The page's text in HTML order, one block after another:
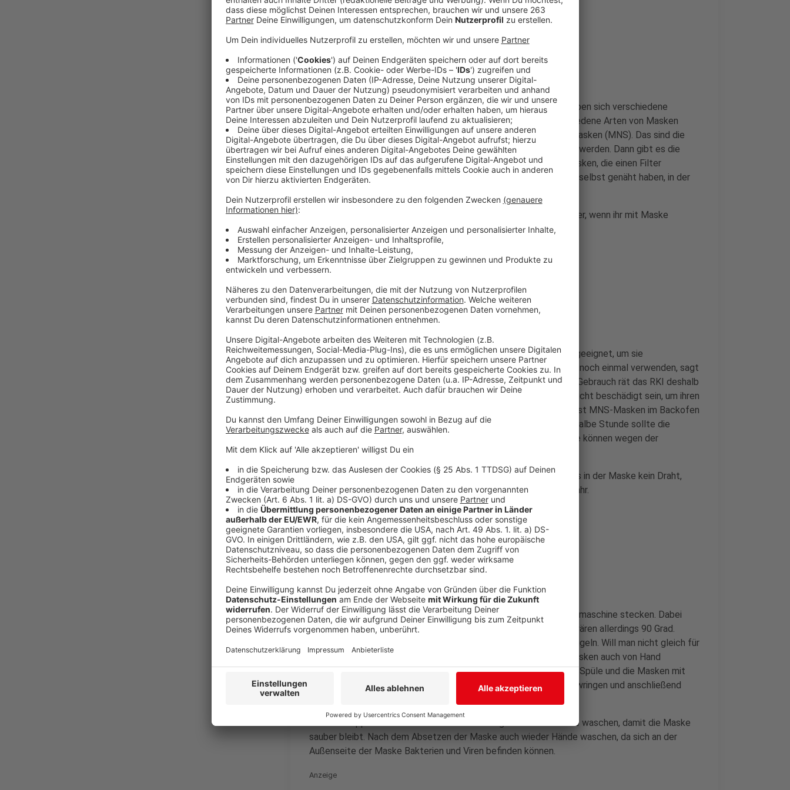
Erste Frage: Welche Maske habe ich überhaupt?
Anzeige
Je nachdem, welche Maske man wiederverwenden möchte, ergeben sich verschiedene
Möglichkeiten der Reinigung. Grundsätzlich kann man drei verschiedene Arten von Masken
unterscheiden. Am bekanntesten sind die Mund-Nasen-Schutz-Masken (MNS). Das sind die
Masken, die auch in Arztpraxen und in Krankenhäusern eingesetzt werden. Dann gibt es die
Atemschutzmasken "Filtering Face Piece" (FFP). Das sind die Masken, die einen Filter
eingebaut haben. Und schließlich gibt es noch die Masken, die wir selbst genäht haben, in der
An dieser Stelle noch einmal der Hinweis: Fühlt euch nicht zu sicher, wenn ihr mit Maske
unterwegs seid. Haltet trotzdem weiter Abstand voneinander.
Anzeige
Mund-Nasen-Schutz-Masken und Filtering Face Piece
Anzeige
Machen wir es kurz: Medizinische Masken sind in der Regel nicht geeignet, um sie
wiederzuverwenden. Nur im absoluten Notfall sollte man Masken noch einmal verwenden, sagt
das Robert Koch-Institut (RKI). Von der Desinfektion im privaten Gebrauch rät das RKI deshalb
ab. Die Masken dürften nach der Desinfektion oder Sterilisation nicht beschädigt sein, um ihren
Schutz nicht zu verlieren. Allerdings, im Notfall kann man zumindest MNS-Masken im Backofen
reinigen. 70 Grad sollten die Masken aushalten. Mindestens eine halbe Stunde sollte die
Maske im Ofen bleiben. Anders sieht das bei FFP-Masken aus. Die können wegen der
Plastikteile im Filter bei den Temperaturen schmelzen.
Bei der Reinigung in der Mikrowelle sollte man darauf achten, dass in der Maske kein Draht,
zum Beispiel im Nasenbereich verbaut ist. Hier besteht Brandgefahr.
Anzeige
Baumwollmasken richtig reinigen
Anzeige
Stoffmasken aus Baumwolle kann man zur Reinigung in die Waschmaschine stecken. Dabei
reicht laut Virologen eine Wäsche mit 60 Grad aus. Noch besser wären allerdings 90 Grad.
Alternativ könne man aber auch die Masken entsprechend heiß bügeln. Will man nicht gleich für
ein paar Masken die Waschmaschine anschmeißen, können die Masken auch von Hand
gewaschen werden. Etwas Waschmittel und heißes Wasser in die Spüle und die Masken mit
einem langen Gegenstand durchs Wasser ziehen. Die Masken auswringen und anschließend
Weiterer Tipp: Vor dem Aufsetzen der Maske gründlich die Hände waschen, damit die Maske
sauber bleibt. Nach dem Absetzen der Maske auch wieder Hände waschen, da sich an der
Außenseite der Maske Bakterien und Viren befinden können.
Anzeige